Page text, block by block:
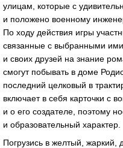
улицам, которые с
и положено военному
По ходу действия игры
связанные с выбранными
и своих друзей на знание
смогут побывать в доме
последний целковый в
включает в себя карточки с
и о его создателе, поэтому
и образовательный характер.
Погрузись в желтый,